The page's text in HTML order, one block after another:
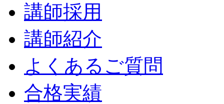
講師採用
講師紹介
よくあるご質問
合格実績